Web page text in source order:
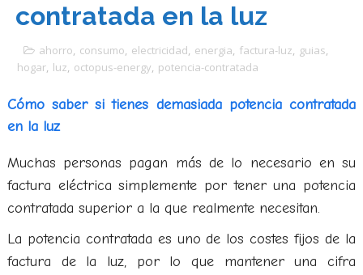
contratada en la luz
ahorro, consumo, electricidad, energia, factura-luz, guias,
hogar, luz, octopus-energy, potencia-contratada
Cómo saber si tienes demasiada potencia contratada
en la luz
Muchas personas pagan más de lo necesario en su
factura eléctrica simplemente por tener una potencia
contratada superior a la que realmente necesitan.
La potencia contratada es uno de los costes fijos de la
factura de la luz, por lo que mantener una cifra